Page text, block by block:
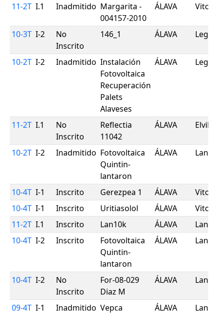
11-2T I.1 Inadmitido Margarita -
004157-2010
ÁLAVA
10-3T I-2
No
Inscrito
146_1 ÁLAVA
10-2T I-2 Inadmitido Instalación
Fotovoltaica
Recuperación
Palets
Alaveses
ÁLAVA
11-2T I.1
No
Inscrito
Reflectia
11042
ÁLAVA
10-2T I-2 Inadmitido Fotovoltaica
Quintin-
lantaron
ÁLAVA
10-4T I-1 Inscrito Gerezpea 1 ÁLAVA
10-4T I-1 Inscrito Uritiasolol ÁLAVA
11-2T I.1 Inscrito Lan10k ÁLAVA
10-4T I-2 Inscrito
Fotovoltaica
Quintin-
lantaron
ÁLAVA
10-4T I-2
No
Inscrito
For-08-029
Diaz M
ÁLAVA
09-4T I-1 Inadmitido Vepca ÁLAVA